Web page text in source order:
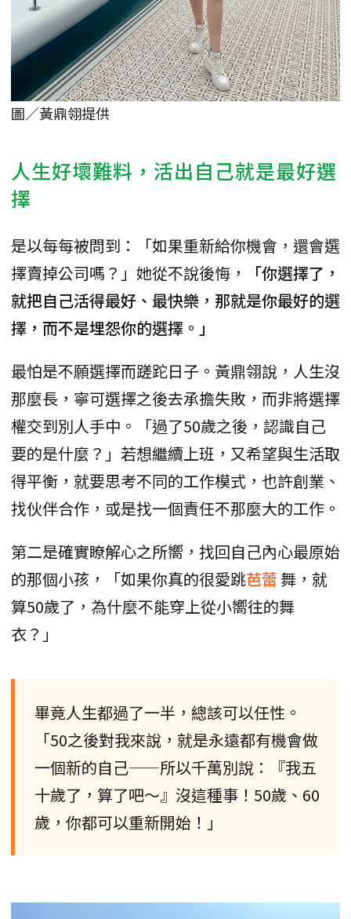
圖／黃鼎翎提供
人生好壞難料，活出自己就是最好選
擇
是以每每被問到：「如果重新給你機會，還會選
擇賣掉公司嗎？」她從不說後悔，
「你選擇了，
就把自己活得最好、最快樂，那就是你最好的選
擇，而不是埋怨你的選擇。」
最怕是不願選擇而蹉跎日子。黃鼎翎說，人生沒
那麼長，寧可選擇之後去承擔失敗，而非將選擇
權交到別人手中。「過了50歲之後，認識自己
要的是什麼？」若想繼續上班，又希望與生活取
得平衡，就要思考不同的工作模式，也許創業、
找伙伴合作，或是找一個責任不那麼大的工作。
第二是確實瞭解心之所嚮，找回自己內心最原始
的那個小孩，「如果你真的很愛跳芭蕾 舞，就
算50歲了，為什麼不能穿上從小嚮往的舞
衣？」
畢竟人生都過了一半，總該可以任性。
「50之後對我來說，就是永遠都有機會做
一個新的自己——所以千萬別說：『我五
十歲了，算了吧～』沒這種事！50歲、60
歲，你都可以重新開始！」